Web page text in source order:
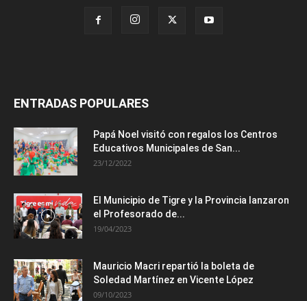
ENTRADAS POPULARES
Papá Noel visitó con regalos los Centros
Educativos Municipales de San...
23/12/2022
El Municipio de Tigre y la Provincia lanzaron
el Profesorado de...
19/04/2023
Mauricio Macri repartió la boleta de
Soledad Martínez en Vicente López
09/10/2023